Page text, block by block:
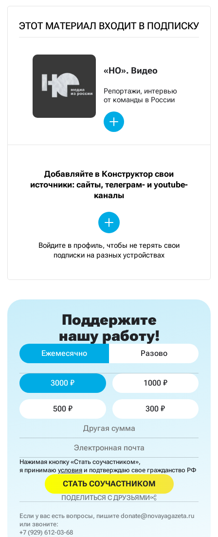
ЭТОТ МАТЕРИАЛ ВХОДИТ В ПОДПИСКУ
«НО». Видео
Репортажи, интервью
от команды в России
Добавляйте в Конструктор свои
источники: сайты, телеграм- и youtube-
каналы
Войдите в профиль, чтобы не терять свои
подписки на разных устройствах
Поддержите
нашу работу!
Ежемесячно Разово
3000 1000
500 300
Нажимая кнопку «Стать соучастником»,
я принимаю условия и подтверждаю свое гражданство РФ
СТАТЬ СОУЧАСТНИКОМ
ПОДЕЛИТЬСЯ С ДРУЗЬЯМИ
Если у вас есть вопросы, пишите donate@novayagazeta.ru
или звоните:
+7 (929) 612-03-68